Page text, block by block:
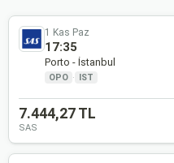
1 Kas Paz
17:35
Porto - İstanbul
OPO · IST
7.444,27 TL
SAS